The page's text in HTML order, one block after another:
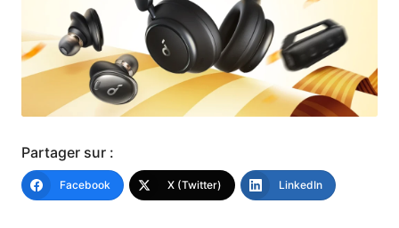
Partager sur :
Facebook X (Twitter) LinkedIn